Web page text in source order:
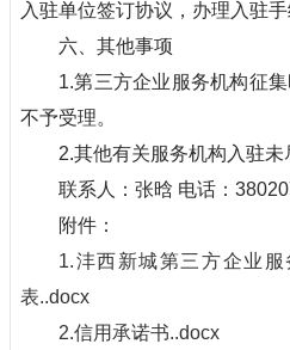
入驻单位签订协议，办理入驻手
六、其他事项
1.第三方企业服务机构征
不予受理。
2.其他有关服务机构入驻未
联系人：张晗 电话：
附件：
1.沣西新城第三方企业
表..docx
2.信用承诺书..docx